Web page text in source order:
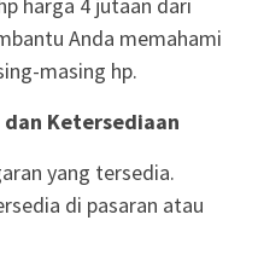
Anda memahami
masing hp.
Ketersediaan
yang tersedia.
di pasaran atau